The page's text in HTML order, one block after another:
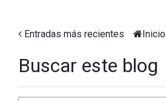
Entradas más recientes Inicio
Buscar este blog